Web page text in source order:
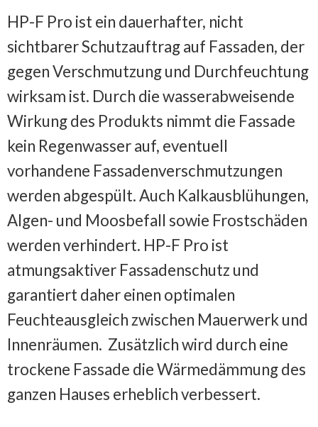
HP-F Pro ist ein dauerhafter, nicht
sichtbarer Schutzauftrag auf Fassaden, der
gegen Verschmutzung und Durchfeuchtung
wirksam ist. Durch die wasserabweisende
Wirkung des Produkts nimmt die Fassade
kein Regenwasser auf, eventuell
vorhandene Fassadenverschmutzungen
werden abgespült. Auch Kalkausblühungen,
Algen- und Moosbefall sowie Frostschäden
werden verhindert. HP-F Pro ist
atmungsaktiver Fassadenschutz und
garantiert daher einen optimalen
Feuchteausgleich zwischen Mauerwerk und
Innenräumen. Zusätzlich wird durch eine
trockene Fassade die Wärmedämmung des
ganzen Hauses erheblich verbessert.